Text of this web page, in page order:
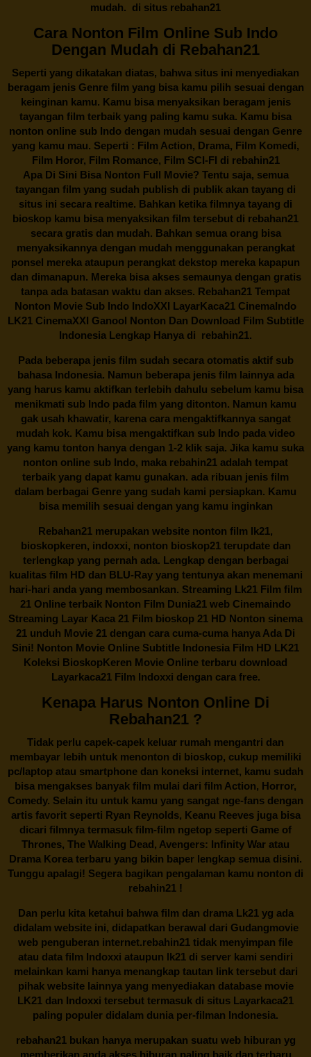
mudah. di situs rebahan21
Cara Nonton Film Online Sub Indo
Dengan Mudah di Rebahan21
Seperti yang dikatakan diatas, bahwa situs ini menyediakan
beragam jenis Genre film yang bisa kamu pilih sesuai dengan
keinginan kamu. Kamu bisa menyaksikan beragam jenis
tayangan film terbaik yang paling kamu suka. Kamu bisa
nonton online sub Indo dengan mudah sesuai dengan Genre
yang kamu mau. Seperti : Film Action, Drama, Film Komedi,
Film Horor, Film Romance, Film SCI-FI di rebahin21
Apa Di Sini Bisa Nonton Full Movie? Tentu saja, semua
tayangan film yang sudah publish di publik akan tayang di
situs ini secara realtime. Bahkan ketika filmnya tayang di
bioskop kamu bisa menyaksikan film tersebut di rebahan21
secara gratis dan mudah. Bahkan semua orang bisa
menyaksikannya dengan mudah menggunakan perangkat
ponsel mereka ataupun perangkat dekstop mereka kapapun
dan dimanapun. Mereka bisa akses semaunya dengan gratis
tanpa ada batasan waktu dan akses. Rebahan21 Tempat
Nonton Movie Sub Indo IndoXXI LayarKaca21 CinemaIndo
LK21 CinemaXXI Ganool Nonton Dan Download Film Subtitle
Indonesia Lengkap Hanya di rebahin21.
Pada beberapa jenis film sudah secara otomatis aktif sub
bahasa Indonesia. Namun beberapa jenis film lainnya ada
yang harus kamu aktifkan terlebih dahulu sebelum kamu bisa
menikmati sub Indo pada film yang ditonton. Namun kamu
gak usah khawatir, karena cara mengaktifkannya sangat
mudah kok. Kamu bisa mengaktifkan sub Indo pada video
yang kamu tonton hanya dengan 1-2 klik saja. Jika kamu suka
nonton online sub Indo, maka rebahin21 adalah tempat
terbaik yang dapat kamu gunakan. ada ribuan jenis film
dalam berbagai Genre yang sudah kami persiapkan. Kamu
bisa memilih sesuai dengan yang kamu inginkan
Rebahan21 merupakan website nonton film lk21,
bioskopkeren, indoxxi, nonton bioskop21 terupdate dan
terlengkap yang pernah ada. Lengkap dengan berbagai
kualitas film HD dan BLU-Ray yang tentunya akan menemani
hari-hari anda yang membosankan. Streaming Lk21 Film film
21 Online terbaik Nonton Film Dunia21 web Cinemaindo
Streaming Layar Kaca 21 Film bioskop 21 HD Nonton sinema
21 unduh Movie 21 dengan cara cuma-cuma hanya Ada Di
Sini! Nonton Movie Online Subtitle Indonesia Film HD LK21
Koleksi BioskopKeren Movie Online terbaru download
Layarkaca21 Film Indoxxi dengan cara free.
Kenapa Harus Nonton Online Di
Rebahan21 ?
Tidak perlu capek-capek keluar rumah mengantri dan
membayar lebih untuk menonton di bioskop, cukup memiliki
pc/laptop atau smartphone dan koneksi internet, kamu sudah
bisa mengakses banyak film mulai dari film Action, Horror,
Comedy. Selain itu untuk kamu yang sangat nge-fans dengan
artis favorit seperti Ryan Reynolds, Keanu Reeves juga bisa
dicari filmnya termasuk film-film ngetop seperti Game of
Thrones, The Walking Dead, Avengers: Infinity War atau
Drama Korea terbaru yang bikin baper lengkap semua disini.
Tunggu apalagi! Segera bagikan pengalaman kamu nonton di
rebahin21 !
Dan perlu kita ketahui bahwa film dan dramaLk21yg ada
didalam website ini, didapatkan berawal dari Gudangmovie
web penguberan internet.rebahin21 tidak menyimpan file
atau data film Indoxxi ataupun lk21 di server kami sendiri
melainkan kami hanya menangkap tautan link tersebut dari
pihak website lainnya yang menyediakan database movie
LK21 dan Indoxxi tersebut termasuk di situs Layarkaca21
paling populer didalam dunia per-filman Indonesia.
rebahan21bukan hanya merupakan suatu web hiburan yg
memberikan anda akses hiburan paling baik dan terbaru